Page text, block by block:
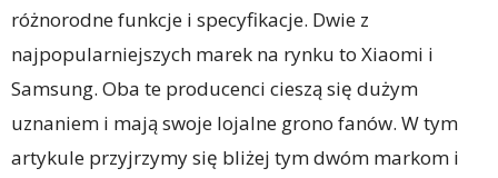
różnorodne funkcje i specyfikacje. Dwie z
najpopularniejszych marek na rynku to Xiaomi i
Samsung. Oba te producenci cieszą się dużym
uznaniem i mają swoje lojalne grono fanów. W tym
artykule przyjrzymy się bliżej tym dwóm markom i